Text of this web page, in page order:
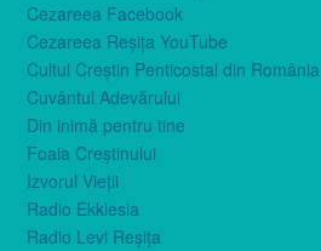
Cezareea Facebook
Cezareea Reşiţa YouTube
Cultul Creştin Penticostal din România
Cuvântul Adevărului
Din inimă pentru tine
Foaia Creştinului
Izvorul Vieţii
Radio Ekklesia
Radio Levi Reşiţa